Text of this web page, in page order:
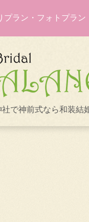
プラン・フォトプラン
社で神前式なら和装結